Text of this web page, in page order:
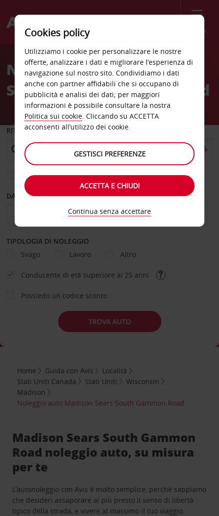
Menù
Welcome
AvisNoleggio auto Madison
Sears South Gammon Road
RITIRO DA
Scegli una località di riconsegna diversa
DAL GIORNO AL GIORNO
TIPOLOGIA DI NOLEGGIO
Svago
Lavoro Altro
Conducente di età superiore ai 25 anni
Possiedo un codice sconto
TROVA AUTO
Home Guida con Avis
Località
Stati Uniti Canada
Stati Uniti
Wisconsin
Madison
Noleggio auto Madison Sears South Gammon Road
Madison Sears South Gammon
Road noleggio auto, su misura
per te
L’autonoleggio con Avis è molto semplice, perchè sappiamo
che desideri assaporare al più presto il senso di libertà
tipico della strada, e vivere al massimo il tuo viaggio.
Cookies policy
Utilizziamo i cookie per personalizzare le nostre
offerte, analizzare i dati e migliorare l’esperienza di
navigazione sul nostro sito. Condividiamo i dati
anche con partner affidabili che si occupano di
pubblicità e analisi dei dati; per maggiori
informazioni è possibile consultare la nostra
Politica sui cookie. Cliccando su ACCETTA
acconsenti all’utilizzo dei cookie.
GESTISCI PREFERENZE
ACCETTA E CHIUDI
Continua senza accettare